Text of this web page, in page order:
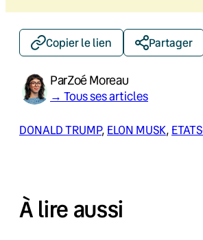
Copier le lien Partager
ParZoé Moreau
→ Tous ses articles
DONALD TRUMP, ELON MUSK,
À lire aussi